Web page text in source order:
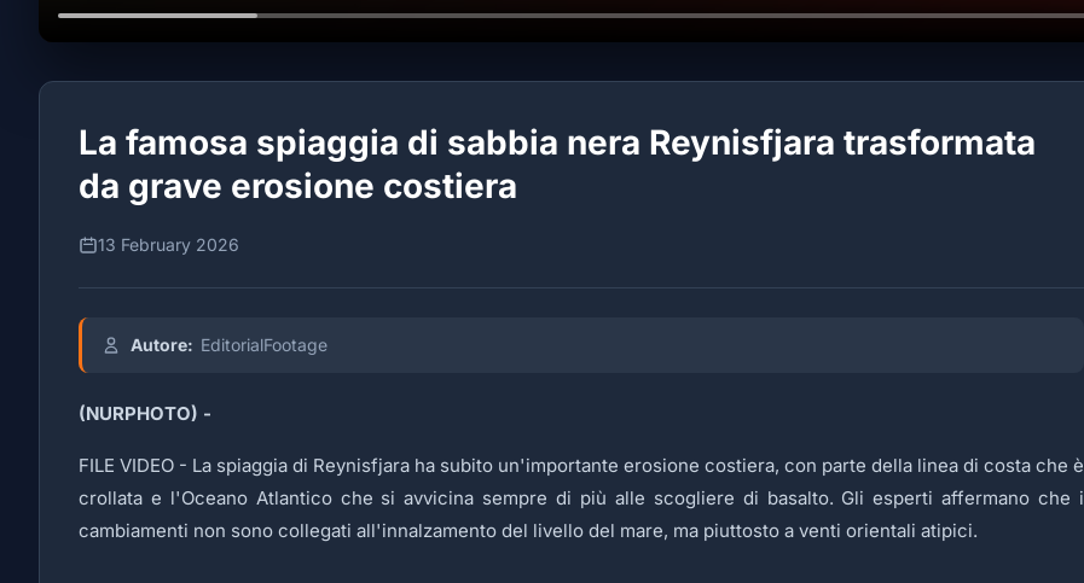
La famosa spiaggia di sabbia nera Reynisfjara trasformata
da grave erosione costiera
13 February 2026
Autore: EditorialFootage
(NURPHOTO) -
FILE VIDEO - La spiaggia di Reynisfjara ha subito un'importante erosione costiera, con parte della linea di costa che è
crollata e l'Oceano Atlantico che si avvicina sempre di più alle scogliere di basalto. Gli esperti affermano che i
cambiamenti non sono collegati all'innalzamento del livello del mare, ma piuttosto a venti orientali atipici.